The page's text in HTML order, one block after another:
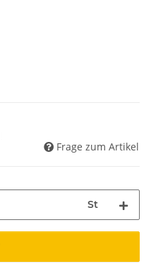
Frage zum Artikel
St